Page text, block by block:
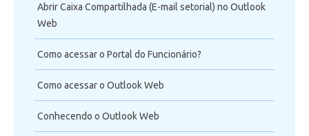
Abrir Caixa Compartilhada (E-mail setorial) no Outlook
Web
Como acessar o Portal do Funcionário?
Como acessar o Outlook Web
Conhecendo o Outlook Web